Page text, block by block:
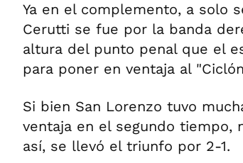
Ya en el complemento, a solo
Cerutti se fue por la banda
altura del punto penal que el
para poner en ventaja al
Si bien San Lorenzo tuvo
ventaja en el segundo tiempo,
así, se llevó el triunfo por 2-1.